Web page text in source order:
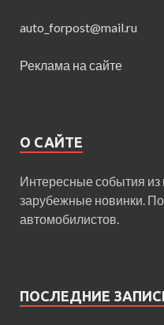
auto_forpost@mail.ru
Реклама на сайте
О САЙТЕ
Интересные события из
зарубежные новинки.
автомобилистов.
ПОСЛЕДНИЕ